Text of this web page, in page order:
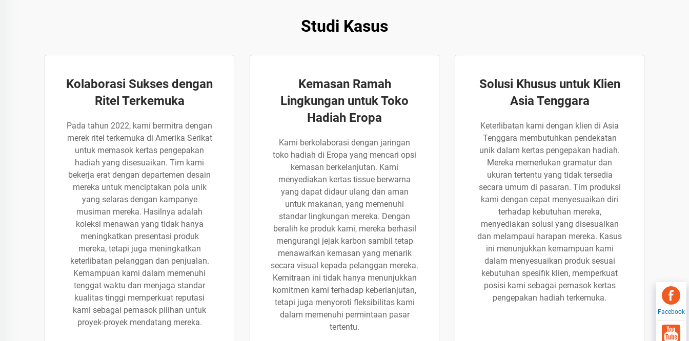
Studi Kasus
Kolaborasi Sukses dengan
Ritel Terkemuka
Pada tahun 2022, kami bermitra dengan
merek ritel terkemuka di Amerika Serikat
untuk memasok kertas pengepakan
hadiah yang disesuaikan. Tim kami
bekerja erat dengan departemen desain
mereka untuk menciptakan pola unik
yang selaras dengan kampanye
musiman mereka. Hasilnya adalah
koleksi menawan yang tidak hanya
meningkatkan presentasi produk
mereka, tetapi juga meningkatkan
keterlibatan pelanggan dan penjualan.
Kemampuan kami dalam memenuhi
tenggat waktu dan menjaga standar
kualitas tinggi memperkuat reputasi
kami sebagai pemasok pilihan untuk
proyek-proyek mendatang mereka.
Kemasan Ramah
Lingkungan untuk Toko
Hadiah Eropa
Kami berkolaborasi dengan jaringan
toko hadiah di Eropa yang mencari opsi
kemasan berkelanjutan. Kami
menyediakan kertas tissue berwarna
yang dapat didaur ulang dan aman
untuk makanan, yang memenuhi
standar lingkungan mereka. Dengan
beralih ke produk kami, mereka berhasil
mengurangi jejak karbon sambil tetap
menawarkan kemasan yang menarik
secara visual kepada pelanggan mereka.
Kemitraan ini tidak hanya menunjukkan
komitmen kami terhadap keberlanjutan,
tetapi juga menyoroti fleksibilitas kami
dalam memenuhi permintaan pasar
tertentu.
Solusi Khusus untuk Klien
Asia Tenggara
Keterlibatan kami dengan klien di Asia
Tenggara membutuhkan pendekatan
unik dalam kertas pengepakan hadiah.
Mereka memerlukan gramatur dan
ukuran tertentu yang tidak tersedia
secara umum di pasaran. Tim produksi
kami dengan cepat menyesuaikan diri
terhadap kebutuhan mereka,
menyediakan solusi yang disesuaikan
dan melampaui harapan mereka. Kasus
ini menunjukkan kemampuan kami
dalam menyesuaikan produk sesuai
kebutuhan spesifik klien, memperkuat
posisi kami sebagai pemasok kertas
pengepakan hadiah terkemuka.
Facebook